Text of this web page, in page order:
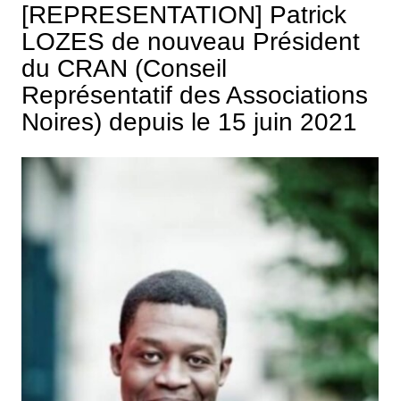
[REPRESENTATION] Patrick
LOZES de nouveau Président
du CRAN (Conseil
Représentatif des Associations
Noires) depuis le 15 juin 2021